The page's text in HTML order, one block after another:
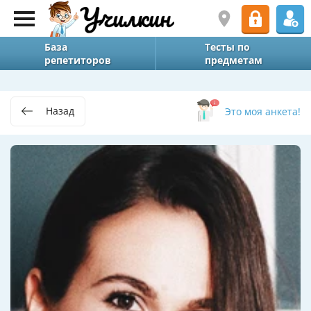
База
репетиторов
Тесты по
предметам
Назад Это моя анкета!